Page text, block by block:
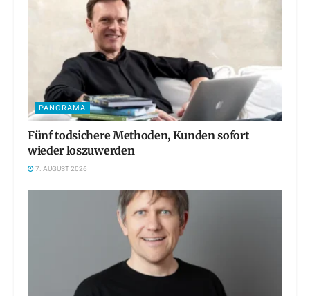
PANORAMA
Fünf todsichere Methoden, Kunden sofort
wieder loszuwerden
7. AUGUST 2026